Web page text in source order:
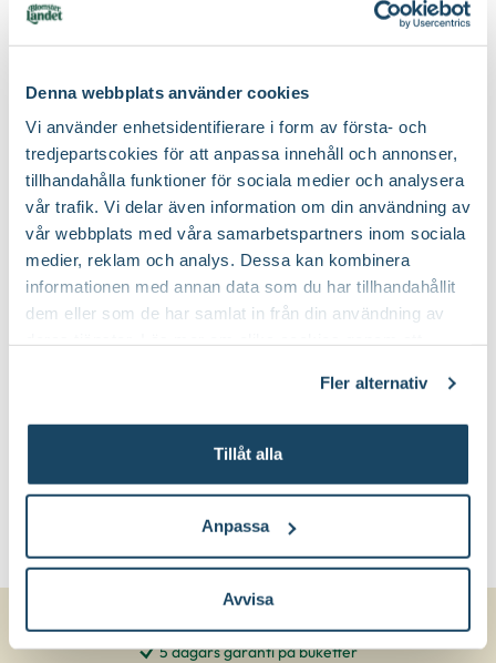
Denna webbplats använder cookies
Vi använder enhetsidentifierare i form av första- och
tredjepartscokies för att anpassa innehåll och annonser,
tillhandahålla funktioner för sociala medier och analysera
vår trafik. Vi delar även information om din användning av
vår webbplats med våra samarbetspartners inom sociala
medier, reklam och analys. Dessa kan kombinera
informationen med annan data som du har tillhandahållit
dem eller som de har samlat in från din användning av
Fler alternativ
Tillåt alla
Anpassa
Avvisa
Vintergrön:
Växtsätt: Upprätt
Beskärningstid: På våren
Beskärningssätt: Beskär ner till marknivå
5 dagars garanti på buketter